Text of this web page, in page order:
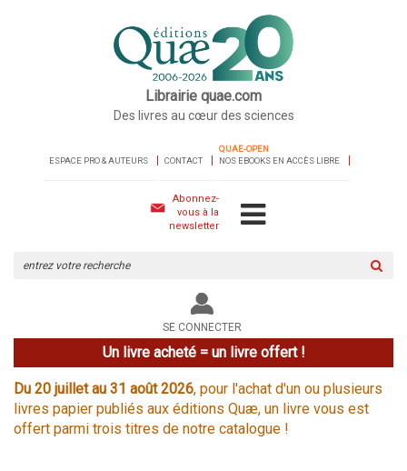
Librairie quae.com
Des livres au cœur des sciences
ESPACE PRO & AUTEURS CONTACT
QUAE-OPEN
NOS EBOOKS EN ACCÈS LIBRE
Abonnez-
vous à la
newsletter
le
site
SE CONNECTER
Un livre acheté = un livre offert !
Du 20 juillet au 31 août 2026, pour l'achat d'un ou plusieurs
livres papier publiés aux éditions Quæ, un livre vous est
offert parmi trois titres de notre catalogue !